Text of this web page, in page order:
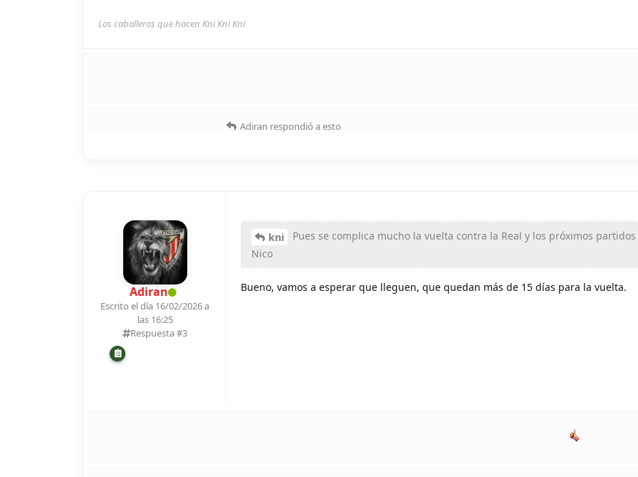
Los caballeros que hacen Kni Kni Kni
Adiran respondió a esto
Adiran
Escrito el día 16/02/2026 a
las 16:25
Respuesta #3
kni
Pues se complica mucho la vuelta contra la Real y los próximos
Nico
Bueno, vamos a esperar que lleguen, que quedan más de 15 días para la vuelta.